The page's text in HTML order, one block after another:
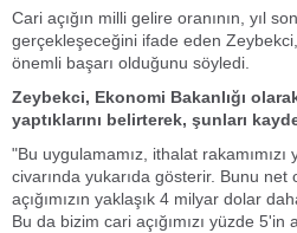
Cari açığın milli gelire oranının, yıl
gerçekleşeceğini ifade eden
önemli başarı olduğunu söyledi.
Zeybekci, Ekonomi Bakanlığı
yaptıklarını belirterek, şunları
"Bu uygulamamız, ithalat
civarında yukarıda gösterir. Bunu
açığımızın yaklaşık 4 milyar dolar
Bu da bizim cari açığımızı yüzde